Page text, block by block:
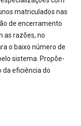
matriculados nas
de encerramento
as razões, no
o baixo número de
sistema. Propõe-
eficiência do